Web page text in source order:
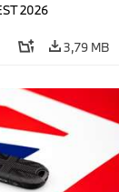
2026
3,79 MB